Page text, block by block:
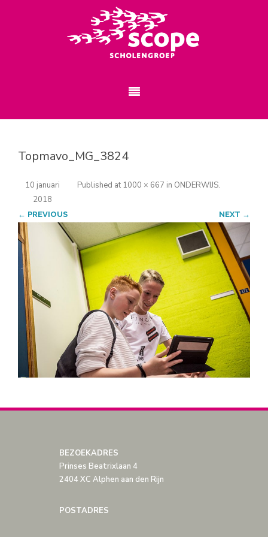
Topmavo_MG_3824
Published
10 januari
2018
at 1000 × 667 in ONDERWIJS.
← PREVIOUS NEXT →
BEZOEKADRES
Prinses Beatrixlaan 4
2404 XC Alphen aan den Rijn
POSTADRES